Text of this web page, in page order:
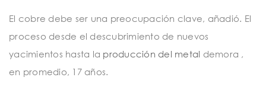
El cobre debe ser una preocupación clave, añadió. El
proceso desde el descubrimiento de nuevos
yacimientos hasta la producción del metal demora ,
en promedio, 17 años.